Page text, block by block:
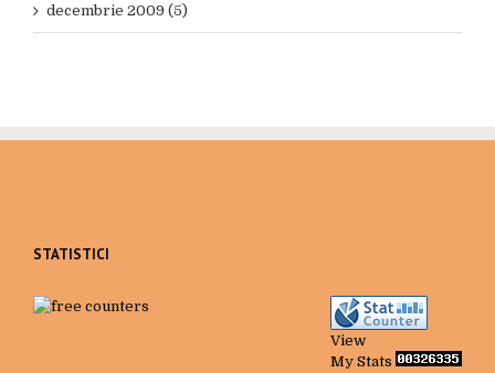
decembrie 2009 (5)
STATISTICI
View
My Stats